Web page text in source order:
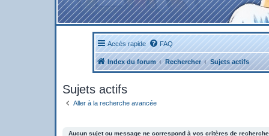
Accès rapide FAQ
Index du forum Rechercher Sujets actifs
Sujets actifs
Aller à la recherche avancée
Aucun sujet ou message ne correspond à vos critères de